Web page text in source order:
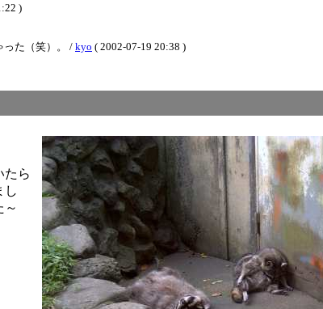
)
た（笑）。 / kyo ( 2002-07-19 20:38 )
たら
し
～